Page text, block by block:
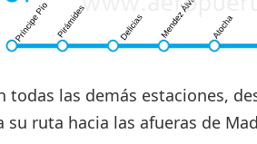
todas las demás estaciones,
su ruta hacia las afueras de